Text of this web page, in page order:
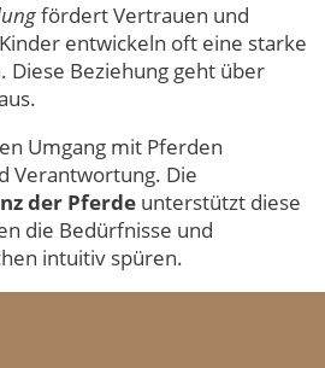
fördert Vertrauen und
entwickeln oft eine starke
Diese Beziehung geht über
Umgang mit Pferden
Verantwortung. Die
der Pferde unterstützt diese
die Bedürfnisse und
intuitiv spüren.